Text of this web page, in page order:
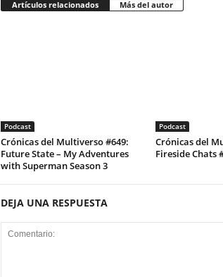
Artículos relacionados Más del autor
Podcast
Crónicas del Multiverso #649:
Future State – My Adventures
with Superman Season 3
Podcast
Crónicas del
Fireside Chats
DEJA UNA RESPUESTA